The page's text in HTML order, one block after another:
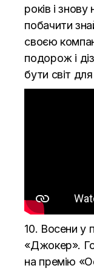
років і
побачити
своєю
подорож і
бути світ
10. Восени у
«Джокер».
на премію